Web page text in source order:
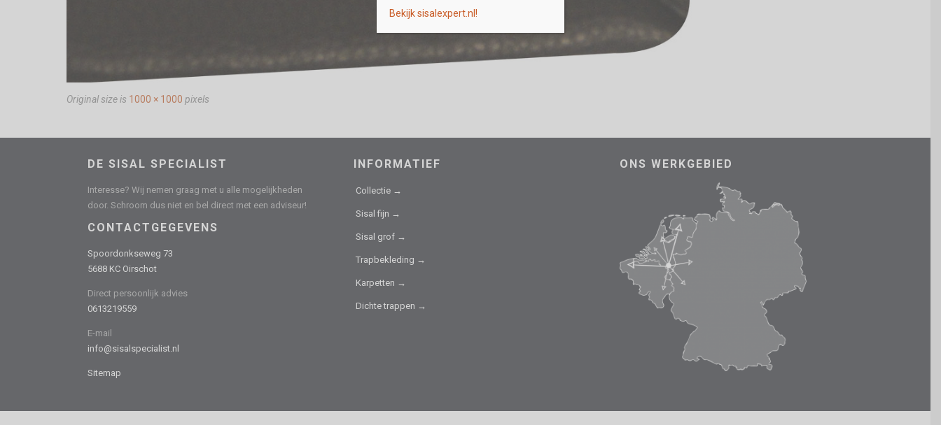
Original size is 1000 × 1000 pixels
DE SISAL SPECIALIST
Interesse? Wij nemen graag met u alle mogelijkheden
door. Schroom dus niet en bel direct met een adviseur!
CONTACTGEGEVENS
Spoordonkseweg 73
5688 KC Oirschot
Direct persoonlijk advies
0613219559
E-mail
info@sisalspecialist.nl
Sitemap
INFORMATIEF
Collectie →
Sisal fijn →
Sisal grof →
Trapbekleding →
Karpetten →
Dichte trappen →
ONS WERKGEBIED
Bekijk sisalexpert.nl!